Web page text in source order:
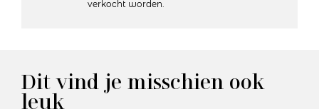
Artikelnummer: 40CT
verkocht worden.
Dit vind je misschien ook
leuk